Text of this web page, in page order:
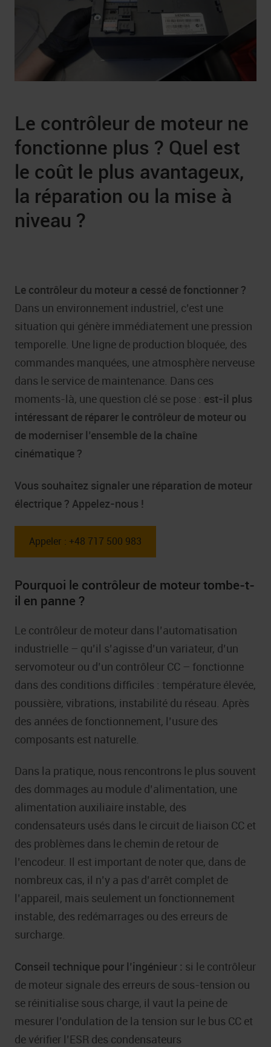
Le contrôleur de moteur ne
fonctionne plus ? Quel est
le coût le plus avantageux,
la réparation ou la mise à
niveau ?
Le contrôleur du moteur a cessé de fonctionner ?
Dans un environnement industriel, c’est une
situation qui génère immédiatement une pression
temporelle. Une ligne de production bloquée, des
commandes manquées, une atmosphère nerveuse
dans le service de maintenance. Dans ces
moments-là, une question clé se pose : est-il plus
intéressant de réparer le contrôleur de moteur ou
de moderniser l’ensemble de la chaîne
cinématique ?
Vous souhaitez signaler une réparation de moteur
électrique ? Appelez-nous !
Appeler : +48 717 500 983
Pourquoi le contrôleur de moteur tombe-t-
il en panne ?
Le contrôleur de moteur dans l’automatisation
industrielle – qu’il s’agisse d’un variateur, d’un
servomoteur ou d’un contrôleur CC – fonctionne
dans des conditions difficiles : température élevée,
poussière, vibrations, instabilité du réseau. Après
des années de fonctionnement, l’usure des
composants est naturelle.
Dans la pratique, nous rencontrons le plus souvent
des dommages au module d’alimentation, une
alimentation auxiliaire instable, des
condensateurs usés dans le circuit de liaison CC et
des problèmes dans le chemin de retour de
l’encodeur. Il est important de noter que, dans de
nombreux cas, il n’y a pas d’arrêt complet de
l’appareil, mais seulement un fonctionnement
instable, des redémarrages ou des erreurs de
surcharge.
Conseil technique pour l’ingénieur : si le contrôleur
de moteur signale des erreurs de sous-tension ou
se réinitialise sous charge, il vaut la peine de
mesurer l’ondulation de la tension sur le bus CC et
de vérifier l’ESR des condensateurs